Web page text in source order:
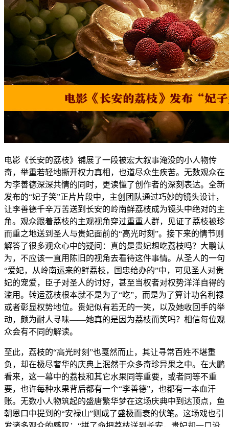
电影《长安的荔枝》铺展了一段被宏大叙事淹没的小人物传
奇，举重若轻地撕开权力真相，也道尽众生疾苦。无数观众在
为李善德深深共情的同时，更读懂了创作者的深刻表达。全新
发布的“妃子笑”正片片段中，主创团队通过巧妙的镜头设计，
让李善德千辛万苦送到长安的岭南鲜荔枝成为镜头中绝对的主
角。观众跟着荔枝的主观视角穿过重重人群，见证了荔枝被珍
而重之地送到圣人与贵妃面前的“高光时刻”。接下来的情节则
解答了很多观众心中的疑问：真的是贵妃想吃荔枝吗？大鹏认
为，不应该一直用陈旧的视角去看待这件事情。从圣人的一句
“爱妃，从岭南运来的鲜荔枝，国忠给办的”中，可见圣人对贵
妃的宠爱，臣子对圣人的讨好，甚至当权者对权势洋洋自得的
滥用。转运荔枝根本就不是为了“吃”，而是为了算计功名利禄
或者彰显权势地位。贵妃似有若无的一笑，以及她收回手的举
动，颇为耐人寻味——她真的是因为荔枝而笑吗？相信每位观
众会有不同的解读。
至此，荔枝的“高光时刻”也戛然而止，其让寻常百姓不堪重
负，却在极尽奢华的庆典上泯然于众多奇珍异果之中。在大鹏
看来，这一幕中的荔枝和其它水果同等重要，或者同等不重
要，也许每种水果背后都有一个“李善德”，也都有一本血汗
账。无数小人物筑起的盛唐繁华梦在这场庆典中到达顶点，鱼
朝恩口中提到的“安禄山”则成了盛极而衰的伏笔。这场戏也引